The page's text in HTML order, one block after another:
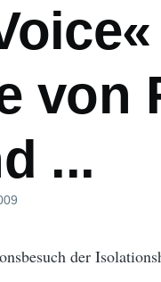
von
...
der